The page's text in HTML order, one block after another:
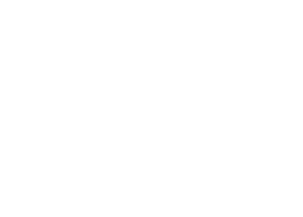
试炼赛冠军，